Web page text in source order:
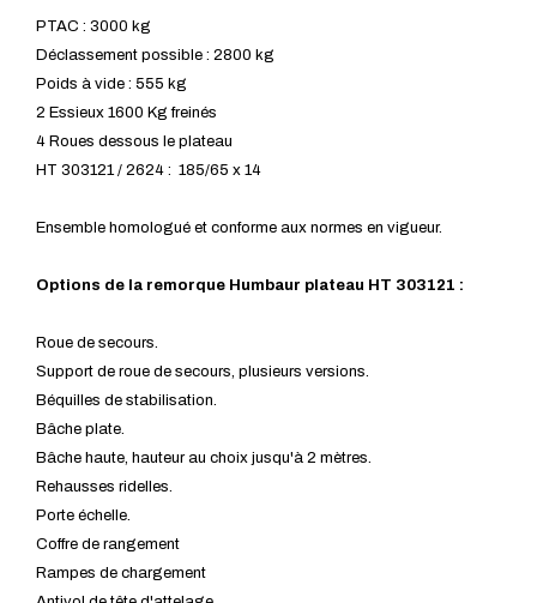
PTAC : 3000 kg
Déclassement possible : 2800 kg
Poids à vide : 555 kg
2 Essieux 1600 Kg freinés
4 Roues dessous le plateau
HT 303121 / 2624 : 185/65 x 14
Ensemble homologué et conforme aux normes en vigueur.
Options de la remorque Humbaur plateau HT 303121 :
Roue de secours.
Support de roue de secours, plusieurs versions.
Béquilles de stabilisation.
Bâche plate.
Bâche haute, hauteur au choix jusqu'à 2 mètres.
Rehausses ridelles.
Porte échelle.
Coffre de rangement
Rampes de chargement